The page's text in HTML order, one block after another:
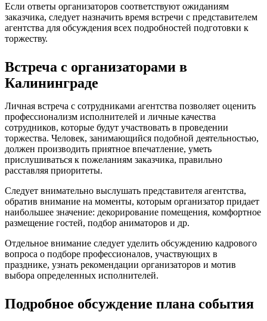
Если ответы организаторов соответствуют ожиданиям
заказчика, следует назначить время встречи с представителем
агентства для обсуждения всех подробностей подготовки к
торжеству.
Встреча с организаторами в
Калининграде
Личная встреча с сотрудниками агентства позволяет оценить
профессионализм исполнителей и личные качества
сотрудников, которые будут участвовать в проведении
торжества. Человек, занимающийся подобной деятельностью,
должен производить приятное впечатление, уметь
прислушиваться к пожеланиям заказчика, правильно
расставляя приоритеты.
Следует внимательно выслушать представителя агентства,
обратив внимание на моменты, которым организатор придает
наибольшее значение: декорирование помещения, комфортное
размещение гостей, подбор аниматоров и др.
Отдельное внимание следует уделить обсуждению кадрового
вопроса о подборе профессионалов, участвующих в
празднике, узнать рекомендации организаторов и мотив
выбора определенных исполнителей.
Подробное обсуждение плана события